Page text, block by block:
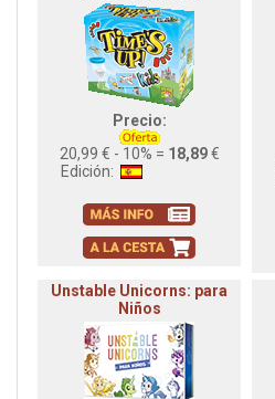
Precio:
20,99 € - 10% = 18,89€
Edición:
Unstable Unicorns: para
Niños